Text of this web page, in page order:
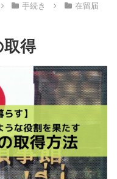
手続き
在留届
取得